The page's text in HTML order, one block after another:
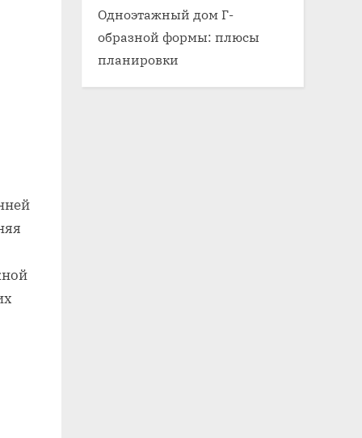
Одноэтажный дом Г-
образной формы: плюсы
планировки